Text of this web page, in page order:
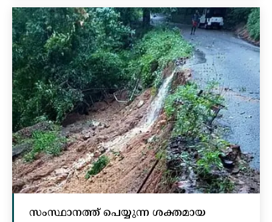
സംസ്ഥാനത്ത് പെയ്യുന്ന ശക്തമായ